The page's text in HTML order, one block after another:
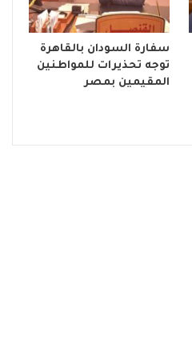
سفارة السودان بالقاهرة
توجه تحذيرات للمواطنين
المقيمين بمصر